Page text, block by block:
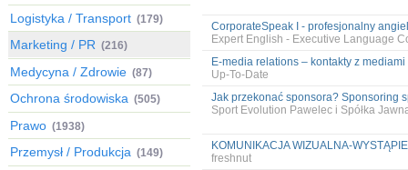
Logistyka / Transport (179)
Marketing / PR (216)
Medycyna / Zdrowie (87)
Ochrona środowiska (505)
Prawo (1938)
Przemysł / Produkcja (149)
CorporateSpeak I - profesjonalny
Expert English - Executive Language
E-media relations – kontakty z
Up-To-Date
Jak przekonać sponsora? Sponsoring
Sport Evolution Pawelec i Spółka
KOMUNIKACJA WIZUALNA-
freshnut